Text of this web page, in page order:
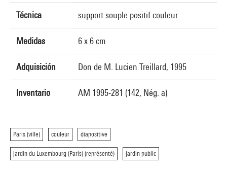
Técnica support souple positif couleur
Medidas 6 x 6 cm
Adquisición Don de M. Lucien Treillard, 1995
Inventario AM 1995-281 (142, Nég. a)
Paris (ville) couleur diapositive
jardin du Luxembourg (Paris) (représenté) jardin public